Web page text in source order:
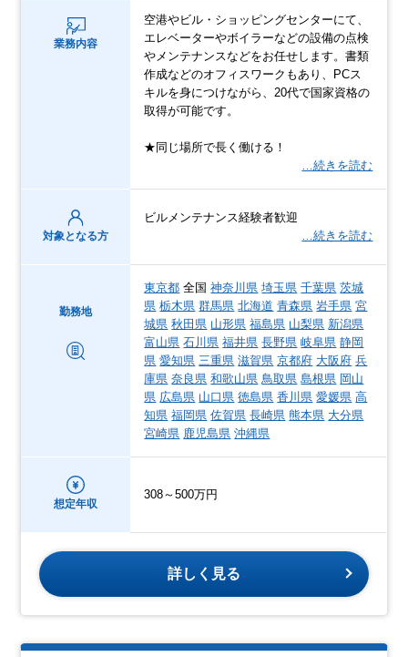
業務内容
空港やビル・ショッピングセンターにて、
エレベーターやボイラーなどの設備の点検
やメンテナンスなどをお任せします。書類
作成などのオフィスワークもあり、PCス
キルを身につけながら、20代で国家資格の
取得が可能です。
★同じ場所で長く働ける！
…続きを読む
対象となる方
ビルメンテナンス経験者歓迎
…続きを読む
勤務地
東京都 全国神奈川県 埼玉県 千葉県 茨城
県 栃木県 群馬県 北海道 青森県 岩手県 宮
城県 秋田県 山形県 福島県 山梨県 新潟県
富山県 石川県 福井県 長野県 岐阜県 静岡
県 愛知県 三重県 滋賀県 京都府 大阪府 兵
庫県 奈良県 和歌山県 鳥取県 島根県 岡山
県 広島県 山口県 徳島県 香川県 愛媛県 高
知県 福岡県 佐賀県 長崎県 熊本県 大分県
宮崎県 鹿児島県 沖縄県
想定年収
308～500万円
詳しく見る